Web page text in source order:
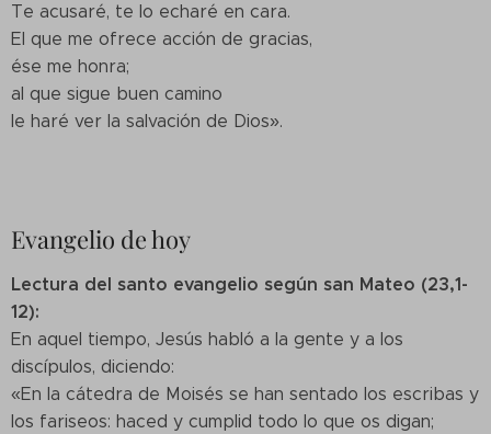
Te acusaré, te lo echaré en cara.
El que me ofrece acción de gracias,
ése me honra;
al que sigue buen camino
le haré ver la salvación de Dios».
Evangelio de hoy
Lectura del santo evangelio según san Mateo (23,1-
12):
En aquel tiempo, Jesús habló a la gente y a los
discípulos, diciendo:
«En la cátedra de Moisés se han sentado los escribas y
los fariseos: haced y cumplid todo lo que os digan;